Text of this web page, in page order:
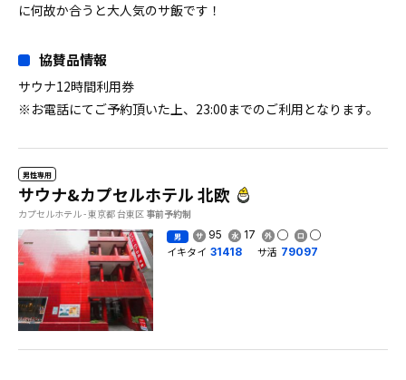
に何故か合うと大人気のサ飯です！
協賛品情報
サウナ12時間利用券
※お電話にてご予約頂いた上、23:00までのご利用となります。
男性専用
サウナ&カプセルホテル 北欧
カプセルホテル - 東京都 台東区 事前予約制
男 95 17
イキタイ 31418 サ活 79097